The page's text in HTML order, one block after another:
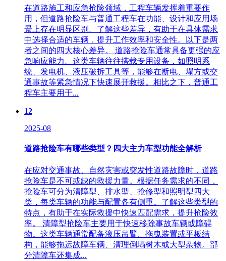
在道路施工和应急抢险领域，工程车辆发挥着重要作
用，但道路抢险车与普通工程车在功能、设计和应用场
景上存在明显区别。了解这些差异，有助于在具体需求
中选择合适的车辆，提升工作效率和安全性。以下是两
者之间的四大核心差异。 道路抢险车通常具备更强的应
急响应能力。这类车辆往往搭载专用设备，如照明系
统、发电机、液压破拆工具等，能够在断电、塌方或交
通事故等紧急情况下快速展开救援。相比之下，普通工
程车主要用于...
12
2025-08
道路抢险车有哪些类型？四大主力车型功能全解析
在应对交通事故、自然灾害或突发性道路故障时，道路
抢险车是不可或缺的救援力量。根据任务需求的不同，
抢险车可分为清障型、排水型、抢修型和照明型四大
类，每类车辆的功能与配置各有侧重。了解这些类型的
特点，有助于在实际救援中快速匹配需求，提升抢险效
率。 清障型抢险车主要用于快速移除事故车辆或障碍
物。这类车辆通常配备液压吊臂、拖曳装置或平板结
构，能够拖运故障车辆、清理倒塌树木或大型杂物。部
分清障车还集成...